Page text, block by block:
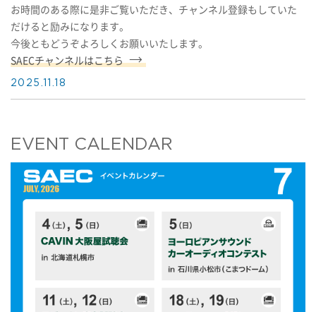
お時間のある際に是非ご覧いただき、チャンネル登録もしていた
だけると励みになります。
今後ともどうぞよろしくお願いいたします。
SAECチャンネルはこちら
2025.11.18
EVENT CALENDAR